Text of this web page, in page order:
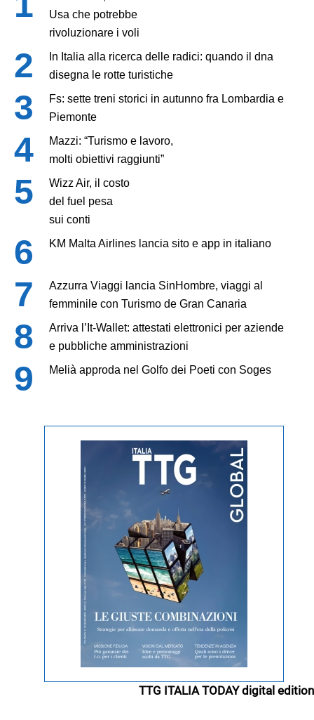
Usa che potrebbe
rivoluzionare i voli
In Italia alla ricerca delle radici: quando il dna
disegna le rotte turistiche
Fs: sette treni storici in autunno fra Lombardia e
Piemonte
Mazzi: “Turismo e lavoro,
molti obiettivi raggiunti”
Wizz Air, il costo
del fuel pesa
sui conti
KM Malta Airlines lancia sito e app in italiano
Azzurra Viaggi lancia SinHombre, viaggi al
femminile con Turismo de Gran Canaria
Arriva l’It-Wallet: attestati elettronici per aziende
e pubbliche amministrazioni
Melià approda nel Golfo dei Poeti con Soges
TTG ITALIA TODAY digital edition